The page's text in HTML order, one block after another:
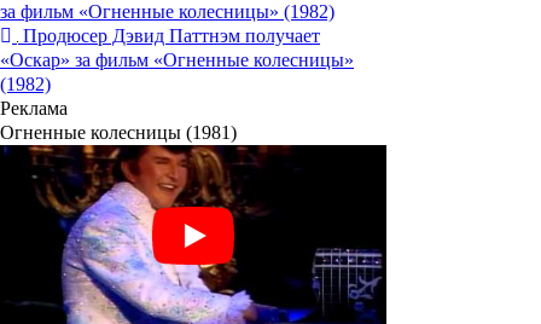
за фильм «Огненные колесницы» (1982)
Продюсер Дэвид Паттнэм получает
«Оскар» за фильм «Огненные колесницы»
(1982)
Реклама
Огненные колесницы (1981)